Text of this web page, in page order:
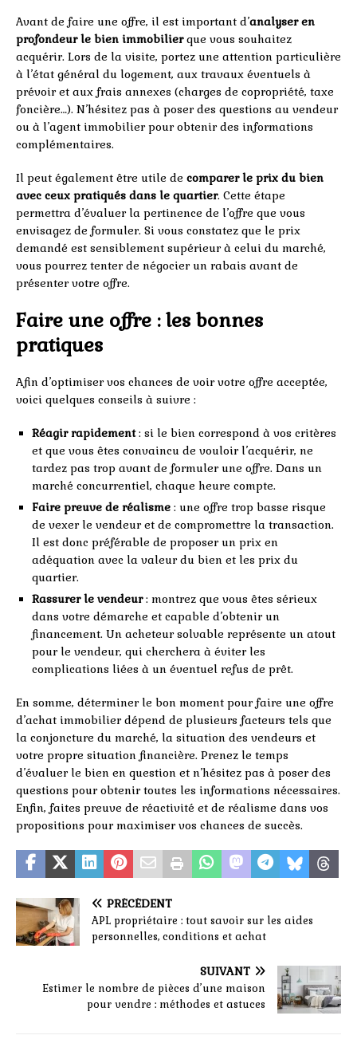
Avant de faire une offre, il est important d’analyser en
profondeur le bien immobilierque vous souhaitez
acquérir. Lors de la visite, portez une attention particulière
à l’état général du logement, aux travaux éventuels à
prévoir et aux frais annexes (charges de copropriété, taxe
foncière…). N’hésitez pas à poser des questions au vendeur
ou à l’agent immobilier pour obtenir des informations
complémentaires.
Il peut également être utile de comparer le prix du bien
avec ceux pratiqués dans le quartier. Cette étape
permettra d’évaluer la pertinence de l’offre que vous
envisagez de formuler. Si vous constatez que le prix
demandé est sensiblement supérieur à celui du marché,
vous pourrez tenter de négocier un rabais avant de
présenter votre offre.
Faire une offre : les bonnes
pratiques
Afin d’optimiser vos chances de voir votre offre acceptée,
voici quelques conseils à suivre :
Réagir rapidement: si le bien correspond à vos critères
et que vous êtes convaincu de vouloir l’acquérir, ne
tardez pas trop avant de formuler une offre. Dans un
marché concurrentiel, chaque heure compte.
Faire preuve de réalisme : une offre trop basse risque
de vexer le vendeur et de compromettre la transaction.
Il est donc préférable de proposer un prix en
adéquation avec la valeur du bien et les prix du
quartier.
Rassurer le vendeur: montrez que vous êtes sérieux
dans votre démarche et capable d’obtenir un
financement. Un acheteur solvable représente un atout
pour le vendeur, qui cherchera à éviter les
complications liées à un éventuel refus de prêt.
En somme, déterminer le bon moment pour faire une offre
d’achat immobilier dépend de plusieurs facteurs tels que
la conjoncture du marché, la situation des vendeurs et
votre propre situation financière. Prenez le temps
d’évaluer le bien en question et n’hésitez pas à poser des
questions pour obtenir toutes les informations nécessaires.
Enfin, faites preuve de réactivité et de réalisme dans vos
propositions pour maximiser vos chances de succès.
PRÉCÉDENT
APL propriétaire : tout savoir sur les aides
personnelles, conditions et achat
SUIVANT
Estimer le nombre de pièces d’une maison
pour vendre : méthodes et astuces